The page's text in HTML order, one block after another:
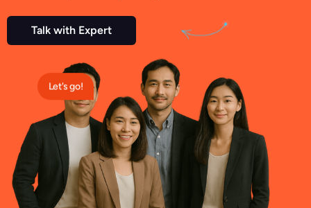
Talk with Expert
Let's go!